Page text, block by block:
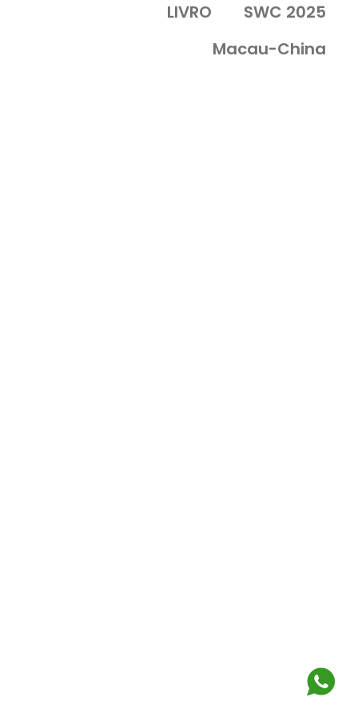
LIVRO
SWC 2025
Macau-China